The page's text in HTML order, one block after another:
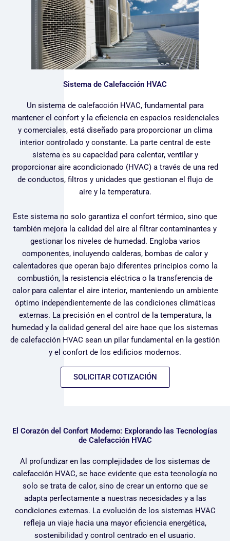
Sistema de Calefacción HVAC
Un sistema de calefacción HVAC, fundamental para
mantener el confort y la eficiencia en espacios residenciales
y comerciales, está diseñado para proporcionar un clima
interior controlado y constante. La parte central de este
sistema es su capacidad para calentar, ventilar y
proporcionar aire acondicionado (HVAC) a través de una red
de conductos, filtros y unidades que gestionan el flujo de
aire y la temperatura.
Este sistema no solo garantiza el confort térmico, sino que
también mejora la calidad del aire al filtrar contaminantes y
gestionar los niveles de humedad. Engloba varios
componentes, incluyendo calderas, bombas de calor y
calentadores que operan bajo diferentes principios como la
combustión, la resistencia eléctrica o la transferencia de
calor para calentar el aire interior, manteniendo un ambiente
óptimo independientemente de las condiciones climáticas
externas. La precisión en el control de la temperatura, la
humedad y la calidad general del aire hace que los sistemas
de calefacción HVAC sean un pilar fundamental en la gestión
y el confort de los edificios modernos.
SOLICITAR COTIZACIÓN
El Corazón del Confort Moderno: Explorando las Tecnologías
de Calefacción HVAC
Al profundizar en las complejidades de los sistemas de
calefacción HVAC, se hace evidente que esta tecnología no
solo se trata de calor, sino de crear un entorno que se
adapta perfectamente a nuestras necesidades y a las
condiciones externas. La evolución de los sistemas HVAC
refleja un viaje hacia una mayor eficiencia energética,
sostenibilidad y control centrado en el usuario.